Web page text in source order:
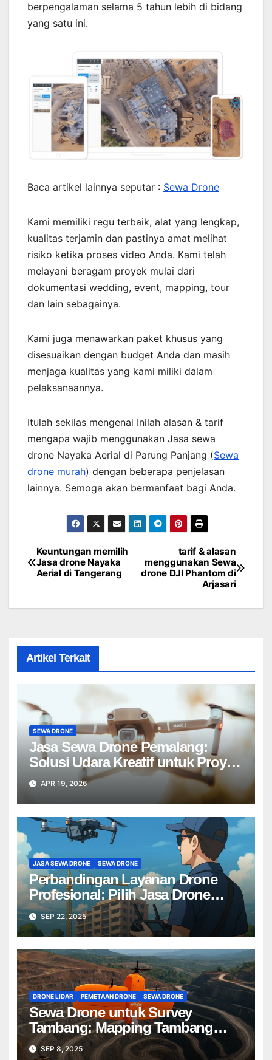
berpengalaman selama 5 tahun lebih di bidang
yang satu ini.
Baca artikel lainnya seputar : Sewa Drone
Kami memiliki regu terbaik, alat yang lengkap,
kualitas terjamin dan pastinya amat melihat
risiko ketika proses video Anda. Kami telah
melayani beragam proyek mulai dari
dokumentasi wedding, event, mapping, tour
dan lain sebagainya.
Kami juga menawarkan paket khusus yang
disesuaikan dengan budget Anda dan masih
menjaga kualitas yang kami miliki dalam
pelaksanaannya.
Itulah sekilas mengenai Inilah alasan & tarif
mengapa wajib menggunakan Jasa sewa
drone Nayaka Aerial di Parung Panjang (Sewa
drone murah) dengan beberapa penjelasan
lainnya. Semoga akan bermanfaat bagi Anda.
Post
navigation
tarif & alasan
menggunakan Sewa
drone DJI Phantom di
Arjasari
Keuntungan memilih
Jasa drone Nayaka
Aerial di Tangerang
Artikel Terkait
SEWA DRONE
Jasa Sewa Drone Pemalang:
Solusi Udara Kreatif untuk Proyek
Anda Tanpa Batas】
APR 19, 2026
JASA SEWA DRONE SEWA DRONE
Perbandingan Layanan Drone
Profesional: Pilih Jasa Drone
Terbaik untuk Proyek Anda
SEP 22, 2025
DRONE LIDAR PEMETAAN DRONE SEWA DRONE
Sewa Drone untuk Survey
Tambang: Mapping Tambang
Profesional Lebih Cepat & Akurat
SEP 8, 2025